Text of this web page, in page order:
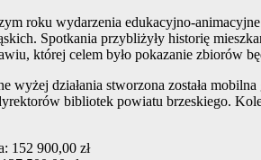
roku wydarzenia edukacyjno-
Spotkania przybliżyły historię
której celem było pokazanie zbiorów
wyżej działania stworzona została
bibliotek powiatu brzeskiego.
152 900,00 zł